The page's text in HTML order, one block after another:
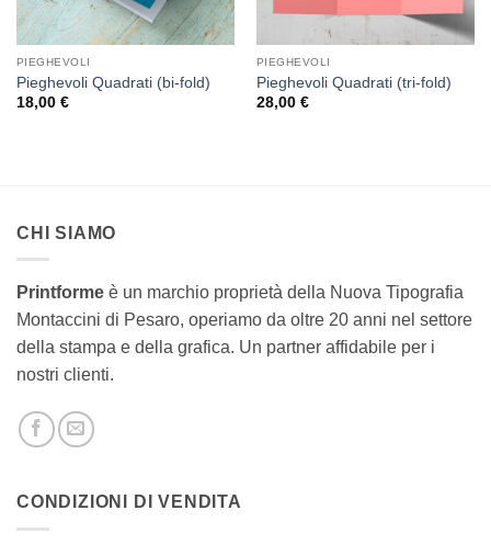
PIEGHEVOLI
Pieghevoli Quadrati (bi-fold)
18,00 €
PIEGHEVOLI
Pieghevoli Quadrati (tri-fold)
28,00 €
CHI SIAMO
Printforme è un marchio proprietà della Nuova Tipografia
Montaccini di Pesaro, operiamo da oltre 20 anni nel settore
della stampa e della grafica. Un partner affidabile per i
nostri clienti.
CONDIZIONI DI VENDITA